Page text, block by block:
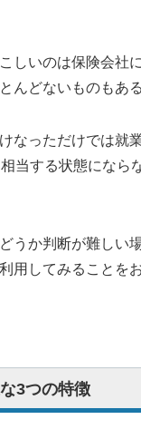
しいのは保険会社
んどないものもあ
なっただけでは就
当する状態になら
うか判断が難しい
用してみることを
3つの特徴